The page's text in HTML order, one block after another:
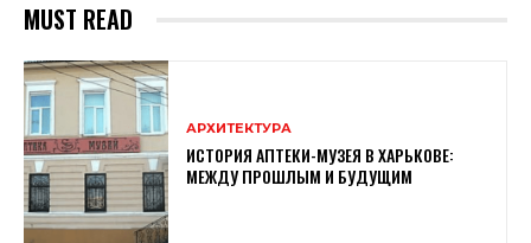
MUST READ
АРХИТЕКТУРА
ИСТОРИЯ АПТЕКИ-МУЗЕЯ В ХАРЬКОВЕ:
МЕЖДУ ПРОШЛЫМ И БУДУЩИМ